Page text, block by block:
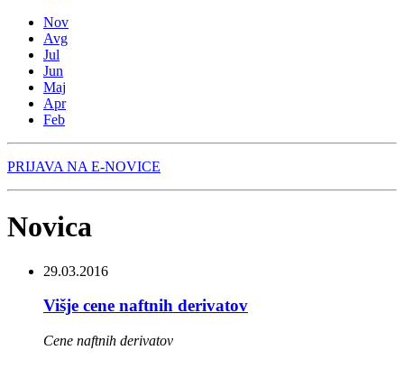
Nov
Avg
Jul
Jun
Maj
Apr
Feb
PRIJAVA NA E-NOVICE
Novica
29.03.2016
Višje cene naftnih derivatov
Cene naftnih derivatov